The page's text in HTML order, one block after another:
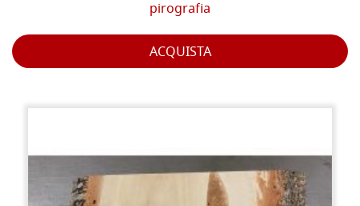
pirografia
ACQUISTA